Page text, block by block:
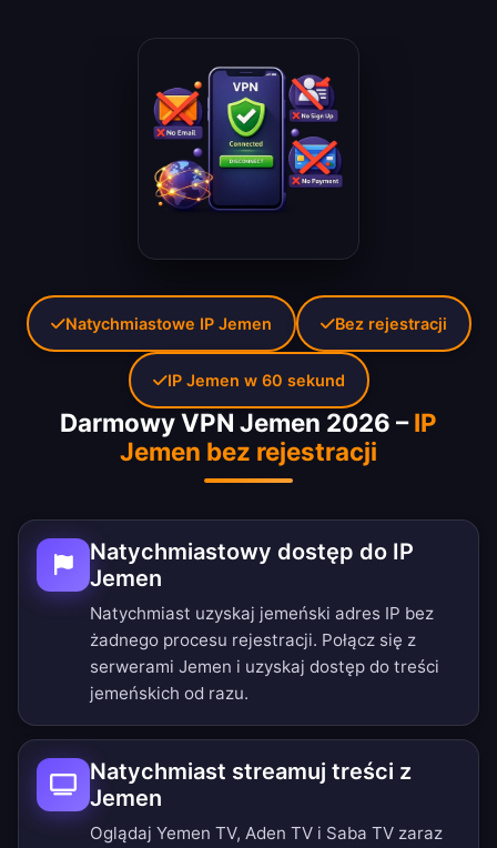
Darmowy VPN Jemen 2026 –IP
Jemen bez rejestracji
Natychmiastowy dostęp do IP
Jemen
Natychmiast uzyskaj jemeński adres IP bez
żadnego procesu rejestracji. Połącz się z
serwerami Jemen i uzyskaj dostęp do treści
jemeńskich od razu.
Natychmiast streamuj treści z
Jemen
Oglądaj Yemen TV, Aden TV i Saba TV zaraz
Natychmiastowe IP Jemen Bez rejestracji
IP Jemen w 60 sekund